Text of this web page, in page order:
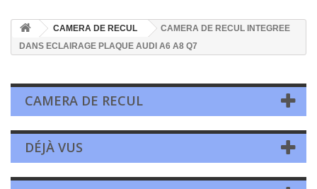
CAMERA DE RECUL
CAMERA DE RECUL INTEGREE
DANS ECLAIRAGE PLAQUE AUDI A6 A8 Q7
CAMERA DE RECUL
DÉJÀ VUS